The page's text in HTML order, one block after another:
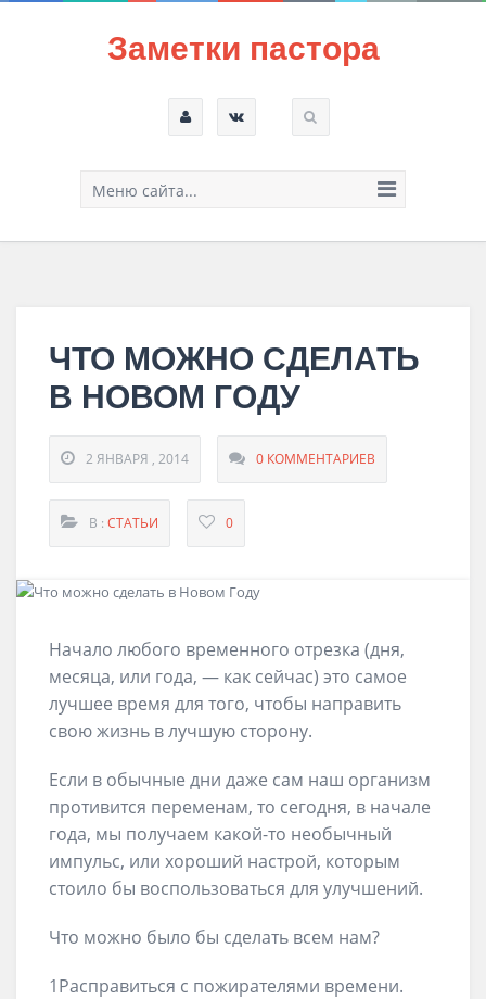
Заметки пастора
Меню сайта...
ЧТО МОЖНО СДЕЛАТЬ
В НОВОМ ГОДУ
2 ЯНВАРЯ , 2014 0 КОММЕНТАРИЕВ
В : СТАТЬИ 0
Начало любого временного отрезка (дня,
месяца, или года, — как сейчас) это самое
лучшее время для того, чтобы направить
свою жизнь в лучшую сторону.
Если в обычные дни даже сам наш организм
противится переменам, то сегодня, в начале
года, мы получаем какой-то необычный
импульс, или хороший настрой, которым
стоило бы воспользоваться для улучшений.
Что можно было бы сделать всем нам?
1Расправиться с пожирателями времени.